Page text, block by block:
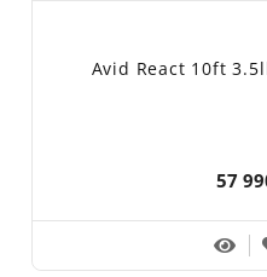
Avid React 10ft
57